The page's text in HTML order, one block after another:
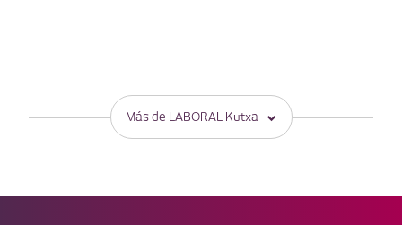
Más de LABORAL Kutxa
Obtener liquidez
Gaztenpresa